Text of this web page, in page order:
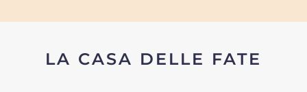
LA CASA DELLE FATE